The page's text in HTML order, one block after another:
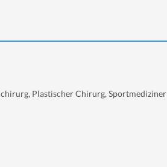
Plastischer Chirurg, Sportmediziner